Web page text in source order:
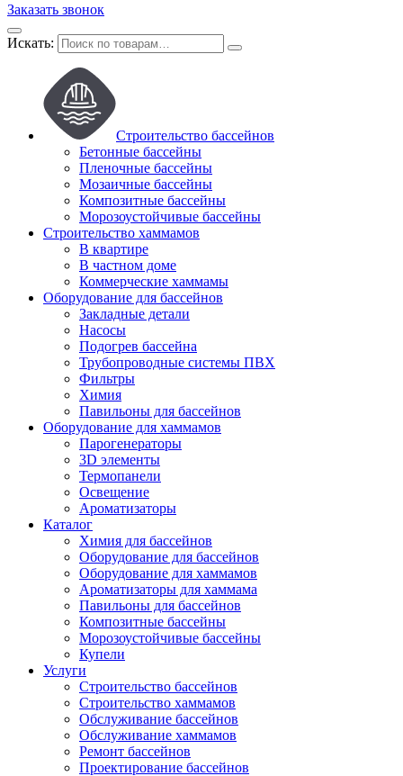
Заказать звонок
Искать:
Строительство бассейнов
Бетонные бассейны
Пленочные бассейны
Мозаичные бассейны
Композитные бассейны
Морозоустойчивые бассейны
Строительство хаммамов
В квартире
В частном доме
Коммерческие хаммамы
Оборудование для бассейнов
Закладные детали
Насосы
Подогрев бассейна
Трубопроводные системы ПВХ
Фильтры
Химия
Павильоны для бассейнов
Оборудование для хаммамов
Парогенераторы
3D элементы
Термопанели
Освещение
Ароматизаторы
Каталог
Химия для бассейнов
Оборудование для бассейнов
Оборудование для хаммамов
Ароматизаторы для хаммама
Павильоны для бассейнов
Композитные бассейны
Морозоустойчивые бассейны
Купели
Услуги
Строительство бассейнов
Строительство хаммамов
Обслуживание бассейнов
Обслуживание хаммамов
Ремонт бассейнов
Проектирование бассейнов